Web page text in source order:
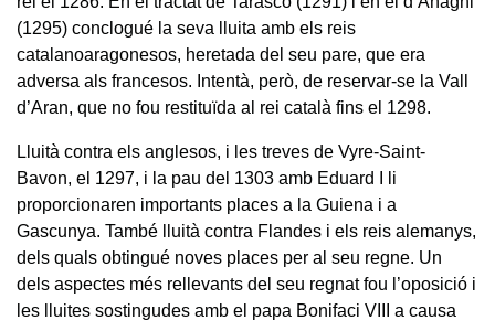
(1295) conclogué la seva lluita amb els reis
catalanoaragonesos, heretada del seu pare, que era
adversa als francesos. Intentà, però, de reservar-se la Vall
d’Aran, que no fou restituïda al rei català fins el 1298.
Lluità contra els anglesos, i les treves de Vyre-Saint-
Bavon, el 1297, i la pau del 1303 amb Eduard I li
proporcionaren importants places a la Guiena i a
Gascunya. També lluità contra Flandes i els reis alemanys,
dels quals obtingué noves places per al seu regne. Un
dels aspectes més rellevants del seu regnat fou l’oposició i
les lluites sostingudes amb el papa Bonifaci VIII a causa